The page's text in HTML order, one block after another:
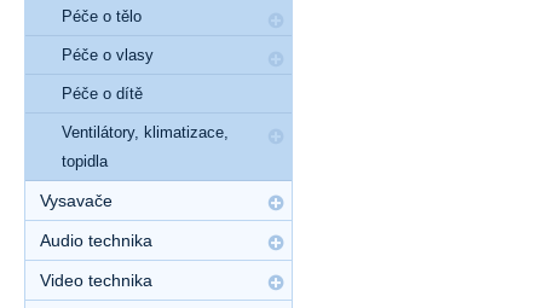
Péče o tělo
Péče o vlasy
Péče o dítě
Ventilátory, klimatizace,
topidla
Vysavače
Audio technika
Video technika